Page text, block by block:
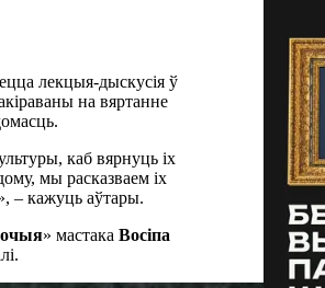
лекцыя-дыскусія ў
на вяртанне
каб вярнуць іх
мы расказваем іх
– кажуць аўтары.
» мастакаВосіпа